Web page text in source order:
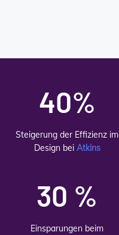
40%
Steigerung der Effizienz im
Design bei Atkins
30 %
Einsparungen beim